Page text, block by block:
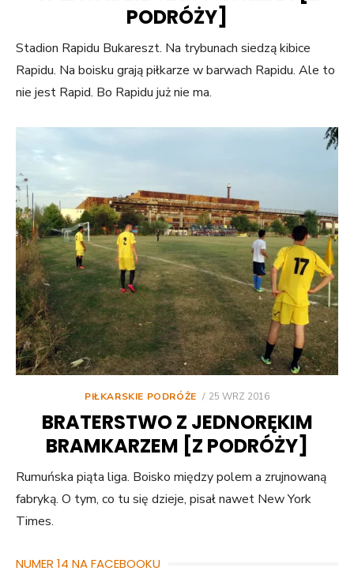
PODRÓŻY]
Stadion Rapidu Bukareszt. Na trybunach siedzą kibice
Rapidu. Na boisku grają piłkarze w barwach Rapidu. Ale to
nie jest Rapid. Bo Rapidu już nie ma.
PIŁKARSKIE PODRÓŻE
POSTED
25 WRZ 2016
BRATERSTWO Z JEDNORĘKIM
BRAMKARZEM [Z PODRÓŻY]
Rumuńska piąta liga. Boisko między polem a zrujnowaną
fabryką. O tym, co tu się dzieje, pisał nawet New York
Times.
NUMER 14 NA FACEBOOKU